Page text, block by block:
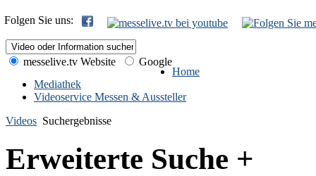
Folgen Sie uns:
messelive.tv Website
Google
Home
Mediathek
Videoservice Messen & Aussteller
Videos Suchergebnisse
Erweiterte Suche +